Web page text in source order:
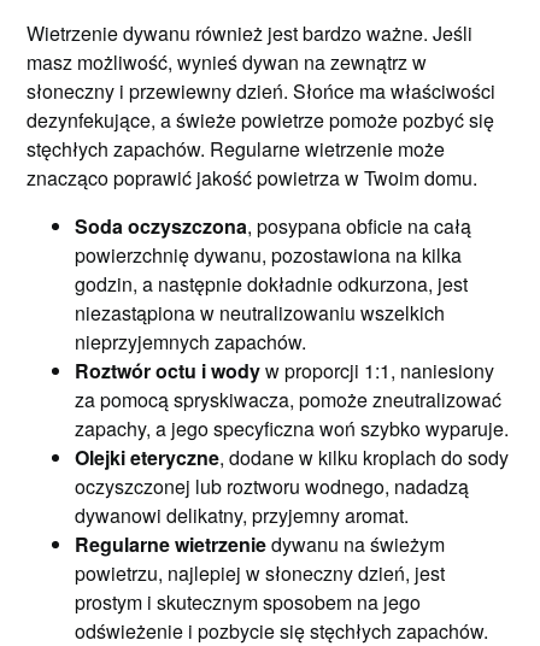
Wietrzenie dywanu również jest bardzo ważne. Jeśli
masz możliwość, wynieś dywan na zewnątrz w
słoneczny i przewiewny dzień. Słońce ma właściwości
dezynfekujące, a świeże powietrze pomoże pozbyć się
stęchłych zapachów. Regularne wietrzenie może
znacząco poprawić jakość powietrza w Twoim domu.
Soda oczyszczona, posypana obficie na całą
powierzchnię dywanu, pozostawiona na kilka
godzin, a następnie dokładnie odkurzona, jest
niezastąpiona w neutralizowaniu wszelkich
nieprzyjemnych zapachów.
Roztwór octu i wodyw proporcji 1:1, naniesiony
za pomocą spryskiwacza, pomoże zneutralizować
zapachy, a jego specyficzna woń szybko wyparuje.
Olejki eteryczne, dodane w kilku kroplach do sody
oczyszczonej lub roztworu wodnego, nadadzą
dywanowi delikatny, przyjemny aromat.
Regularne wietrzeniedywanu na świeżym
powietrzu, najlepiej w słoneczny dzień, jest
prostym i skutecznym sposobem na jego
odświeżenie i pozbycie się stęchłych zapachów.